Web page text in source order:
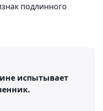
подлинного
испытывает